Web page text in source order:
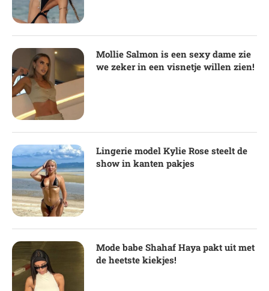
Mollie Salmon is een sexy dame zie
we zeker in een visnetje willen zien!
Lingerie model Kylie Rose steelt de
show in kanten pakjes
Mode babe Shahaf Haya pakt uit met
de heetste kiekjes!